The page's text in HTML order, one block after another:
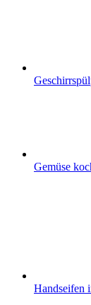
Gemüse
Handseifen